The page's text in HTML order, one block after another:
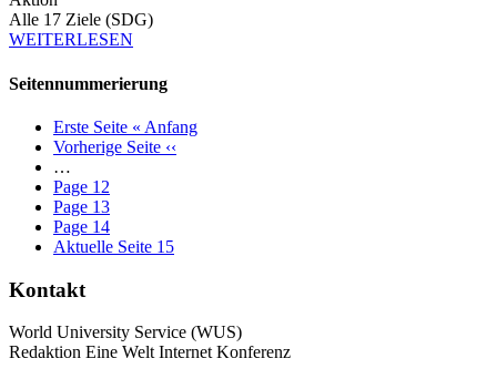
Alle 17 Ziele (SDG)
WEITERLESEN
Seitennummerierung
Erste Seite « Anfang
Vorherige Seite ‹‹
…
Page 12
Page 13
Page 14
Aktuelle Seite 15
Kontakt
World University Service (WUS)
Redaktion Eine Welt Internet Konferenz